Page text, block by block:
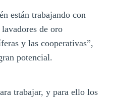
están trabajando con
de oro
y las cooperativas”,
potencial.
trabajar, y para ello los